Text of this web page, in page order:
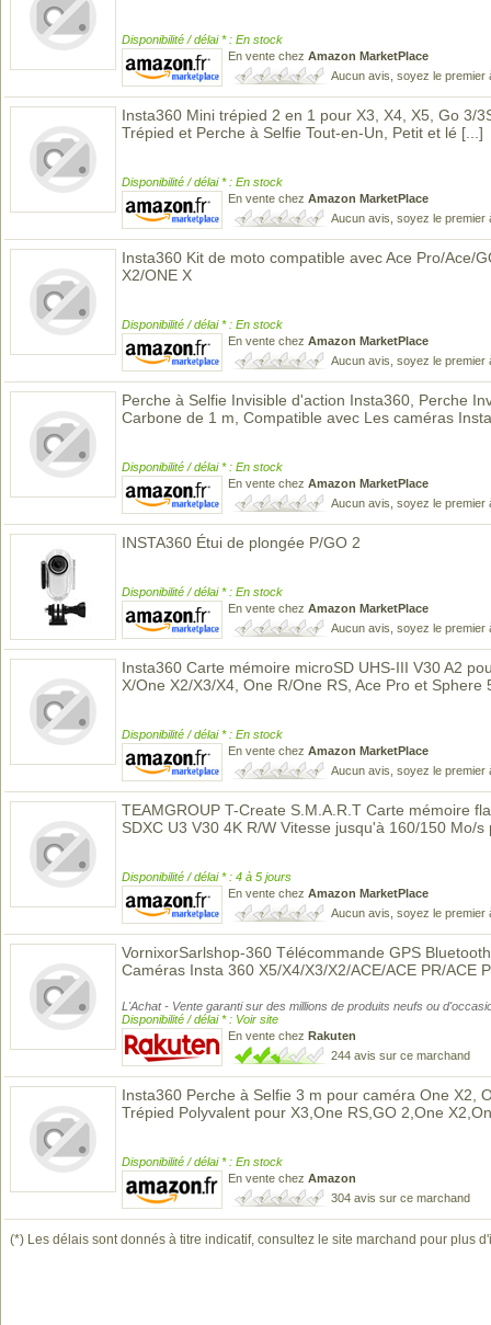
Disponibilité / délai * : En stock
En vente chez Amazon MarketPlace
Aucun avis, soyez le premier
Insta360 Mini trépied 2 en 1 pour X3, X4, X5, Go 3/
Trépied et Perche à Selfie Tout-en-Un, Petit et lé [...]
Disponibilité / délai * : En stock
En vente chez Amazon MarketPlace
Aucun avis, soyez le premier
Insta360 Kit de moto compatible avec Ace Pro/Ace/
X2/ONE X
Disponibilité / délai * : En stock
En vente chez Amazon MarketPlace
Aucun avis, soyez le premier
Perche à Selfie Invisible d'action Insta360, Perche
Carbone de 1 m, Compatible avec Les caméras
Disponibilité / délai * : En stock
En vente chez Amazon MarketPlace
Aucun avis, soyez le premier
INSTA360 Étui de plongée P/GO 2
Disponibilité / délai * : En stock
En vente chez Amazon MarketPlace
Aucun avis, soyez le premier
Insta360 Carte mémoire microSD UHS-III V30 A2
X/One X2/X3/X4, One R/One RS, Ace Pro et Sphere
Disponibilité / délai * : En stock
En vente chez Amazon MarketPlace
Aucun avis, soyez le premier
TEAMGROUP T-Create S.M.A.R.T Carte mémoire
SDXC U3 V30 4K R/W Vitesse jusqu'à 160/150 Mo/
Disponibilité / délai * : 4 à 5 jours
En vente chez Amazon MarketPlace
Aucun avis, soyez le premier
VornixorSarlshop-360 Télécommande GPS
Caméras Insta 360 X5/X4/X3/X2/ACE/ACE PR/ACE
L'Achat - Vente garanti sur des millions de produits neufs ou
Disponibilité / délai * : Voir site
En vente chez Rakuten
244 avis sur ce marchand
Insta360 Perche à Selfie 3 m pour caméra One X2,
Trépied Polyvalent pour X3,One RS,GO 2,One
Disponibilité / délai * : En stock
En vente chez Amazon
304 avis sur ce marchand
(*) Les délais sont donnés à titre indicatif, consultez le site marchand pour plus